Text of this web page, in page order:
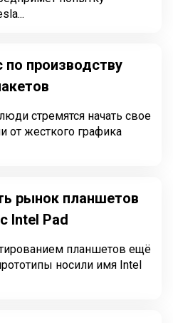
по производству
стремятся начать свое
от жесткого графика
рынок планшетов
Intel Pad
планшетов ещё
носили имя Intel